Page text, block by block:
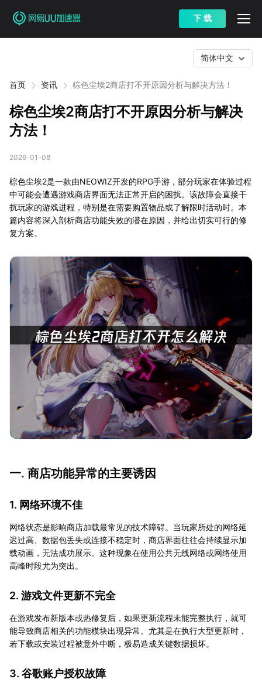
下 载
首页 资讯 棕色尘埃2商店打不开原因分析与解决方法！
简体中文
棕色尘埃2商店打不开原因分析与解决
方法！
2026-01-08
棕色尘埃2是一款由NEOWIZ开发的RPG手游，部分玩家在体验过程
中可能会遭遇游戏商店界面无法正常开启的困扰。该故障会直接干
扰玩家的游戏进程，特别是在需要购置物品或了解限时活动时。本
篇内容将深入剖析商店功能失效的潜在原因，并给出切实可行的修
复方案。
一. 商店功能异常的主要诱因
1. 网络环境不佳
网络状态是影响商店加载最常见的技术障碍。当玩家所处的网络延
迟过高、数据包丢失或连接不稳定时，商店界面往往会持续显示加
载动画，无法成功展示。这种现象在使用公共无线网络或网络使用
高峰时段尤为突出。
2. 游戏文件更新不完全
在游戏发布新版本或热修复后，如果更新流程未能完整执行，就可
能导致商店相关的功能模块出现异常。尤其是在执行大型更新时，
若下载或安装过程被意外中断，极易造成关键数据损坏。
3. 谷歌账户授权故障